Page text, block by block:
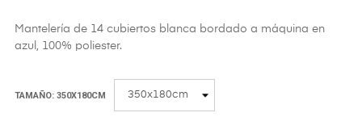
Mantelería de 14 cubiertos blanca bordado a máquina en
azul, 100% poliester.
TAMAÑO: 350X180CM